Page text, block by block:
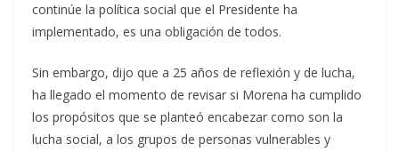
continúe la política social que el Presidente ha
implementado, es una obligación de todos.
Sin embargo, dijo que a 25 años de reflexión y de lucha,
ha llegado el momento de revisar si Morena ha cumplido
los propósitos que se planteó encabezar como son la
lucha social, a los grupos de personas vulnerables y